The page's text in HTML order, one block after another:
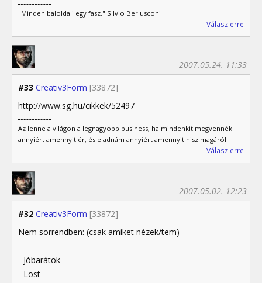
"Minden baloldali egy fasz." Silvio Berlusconi
Válasz erre
#33 Creativ3Form [33872]
2007.05.24. 11:33
http://www.sg.hu/cikkek/52497
Az lenne a világon a legnagyobb business, ha mindenkit megvennék
annyiért amennyit ér, és eladnám annyiért amennyit hisz magáról!
Válasz erre
#32 Creativ3Form [33872]
2007.05.02. 12:23
Nem sorrendben: (csak amiket nézek/tem)
- Jóbarátok
- Lost